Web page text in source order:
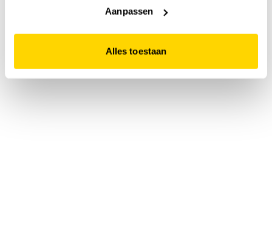
website niet optimaal functioneert.
Aanpassen
Alles toestaan